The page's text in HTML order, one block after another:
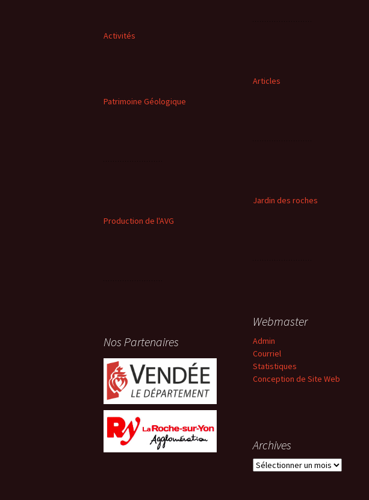
Activités
Articles
Patrimoine Géologique
Jardin des roches
Production de l'AVG
Webmaster
Admin
Courriel
Statistiques
Conception de Site Web
Nos Partenaires
Archives
Archives